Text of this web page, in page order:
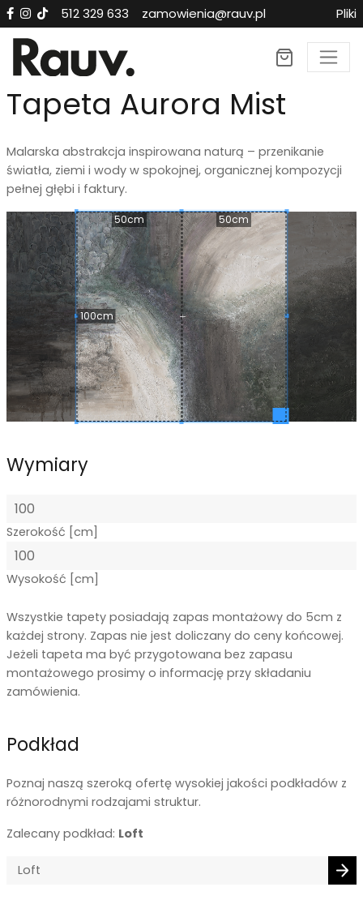
512 329 633 zamowienia@rauv.pl Pliki
Tapeta Aurora Mist
Malarska abstrakcja inspirowana naturą – przenikanie
światła, ziemi i wody w spokojnej, organicznej kompozycji
pełnej głębi i faktury.
50cm
100cm
50cm
Wymiary
Szerokość [cm]
Wysokość [cm]
Wszystkie tapety posiadają zapas montażowy do 5cm z
każdej strony. Zapas nie jest doliczany do ceny końcowej.
Jeżeli tapeta ma być przygotowana bez zapasu
montażowego prosimy o informację przy składaniu
zamówienia.
Podkład
Poznaj naszą szeroką ofertę wysokiej jakości podkładów z
różnorodnymi rodzajami struktur.
Zalecany podkład: Loft
×